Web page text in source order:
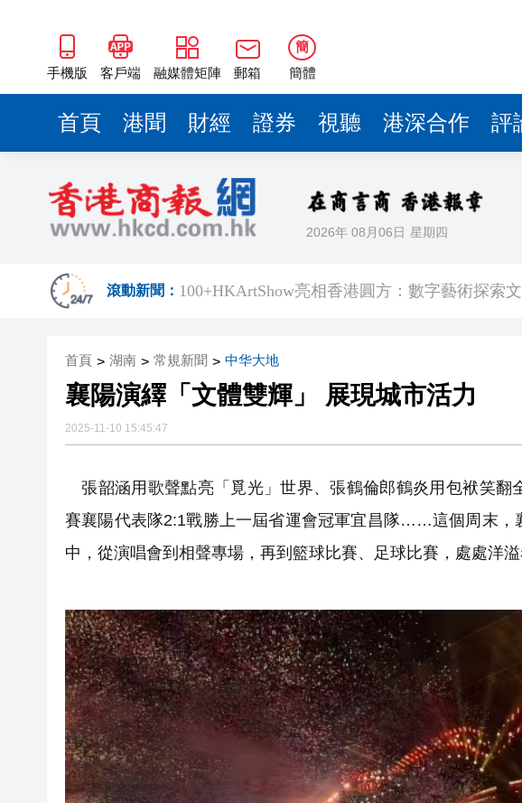
手機版 客戶端 融媒體矩陣 郵箱
簡
簡體
首頁 港聞 財經 證券 視聽 港深合作 評
2026年 08月06日 星期四
滾動新聞：
長鑫科技上市，碧桂園少賺420多億
耀才證券遭證監譴責兼罰款280萬 涉可疑交易監
哈電集團原黨委常委、紀委書記楊宏勇被開除黨
中環26歲交易員挪用5000萬 傳炒海力士ETF蝕1.5
工聯會攜手深圳希華愛康健醫院 啟動「睛彩人
​100+HKArtShow亮相香港圓方：數字藝術探索
耀才證券遭證監譴責兼罰款280萬 涉可疑交易監
哈電集團原黨委常委、紀委書記楊宏勇被開除黨
工聯會攜手深圳希華愛康健醫院 啟動「睛彩人
持刀強闖中國駐日大使館 村田晃大被起訴
長鑫科技上市，碧桂園少賺420多億
耀才證券遭證監譴責兼罰款280萬 涉可疑交易監
哈電集團原黨委常委、紀委書記楊宏勇被開除黨
71歲小巴司機服感冒藥後駕車輾斃八旬老翁 被
中環26歲交易員挪用5000萬 傳炒海力士ETF蝕1.5
首頁 > 湖南 > 常規新聞 > 中华大地
襄陽演繹「文體雙輝」 展現城市活力
2025-11-10 15:45:47
張韶涵用歌聲點亮「覓光」世界、張鶴倫郎鶴炎用包袱笑翻
賽襄陽代表隊2:1戰勝上一屆省運會冠軍宜昌隊……這個周末，
中，從演唱會到相聲專場，再到籃球比賽、足球比賽，處處洋溢